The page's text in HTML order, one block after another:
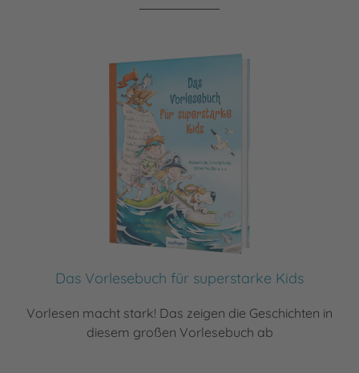
Das Vorlesebuch für superstarke Kids
Vorlesen macht stark! Das zeigen die Geschichten in
diesem großen Vorlesebuch ab